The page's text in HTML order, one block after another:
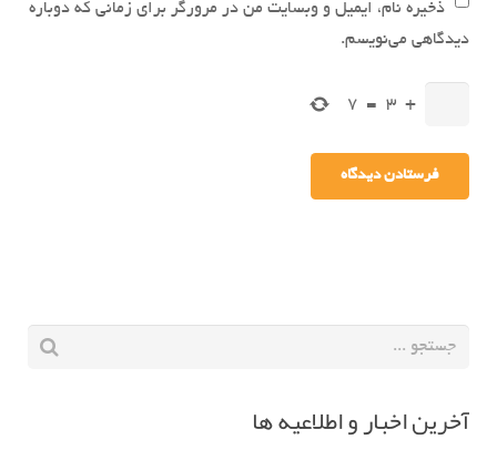
ذخیره نام، ایمیل و وبسایت من در مرورگر برای زمانی که دوباره
دیدگاهی می‌نویسم.
+
3
=
7
آخرین اخبار و اطلاعیه ها